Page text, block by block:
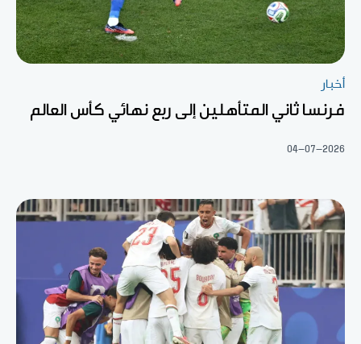
أخبار
فرنسا ثاني المتأهلين إلى ربع نهائي كأس العالم
04-07-2026